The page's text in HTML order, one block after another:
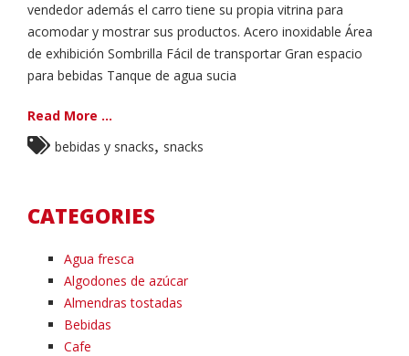
vendedor además el carro tiene su propia vitrina para
acomodar y mostrar sus productos. Acero inoxidable Área
de exhibición Sombrilla Fácil de transportar Gran espacio
para bebidas Tanque de agua sucia
Read More ...
bebidas y snacks
snacks
CATEGORIES
Agua fresca
Algodones de azúcar
Almendras tostadas
Bebidas
Cafe